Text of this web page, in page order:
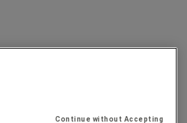
Continue without Accepting